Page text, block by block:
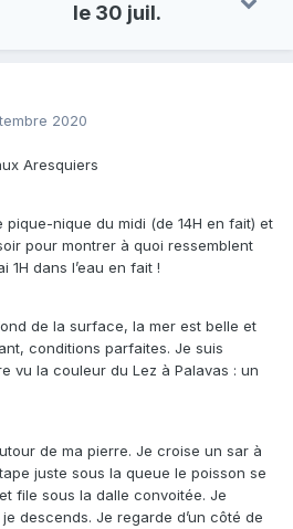
le 30 juil.
2020
Aresquiers
nique du midi (de 14H en fait) et
pour montrer à quoi ressemblent
1H dans l’eau en fait !
de la surface, la mer est belle et
conditions parfaites. Je suis
vu la couleur du Lez à Palavas : un
de ma pierre. Je croise un sar à
juste sous la queue le poisson se
file sous la dalle convoitée. Je
descends. Je regarde d’un côté de